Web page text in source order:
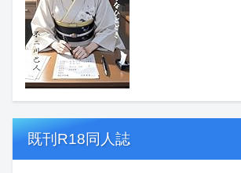
既刊R18同人誌